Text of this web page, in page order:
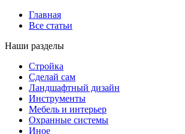
Главная
Все статьи
Наши разделы
Стройка
Сделай сам
Ландшафтный дизайн
Инструменты
Мебель и интерьер
Охранные системы
Иное